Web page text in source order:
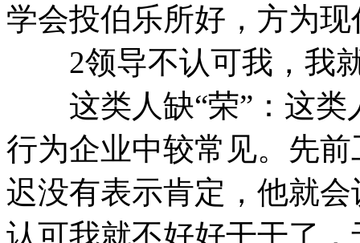
学会投伯乐所好，方为
2领导不认可我，我
这类人缺“荣”：这类
行为企业中较常见。先
迟没有表示肯定，他就
认可我就不好好干干了